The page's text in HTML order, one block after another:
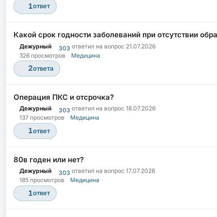
1ответ
Какой срок годности заболеваний при отсутствии
Дежурный 303 ответил на вопрос 21.07.2026
326 просмотров
Медицина
2ответа
Операция ПКС и отсрочка?
Дежурный 303 ответил на вопрос 18.07.2026
137 просмотров
Медицина
1ответ
80в годен или нет?
Дежурный 303 ответил на вопрос 17.07.2026
185 просмотров
Медицина
1ответ